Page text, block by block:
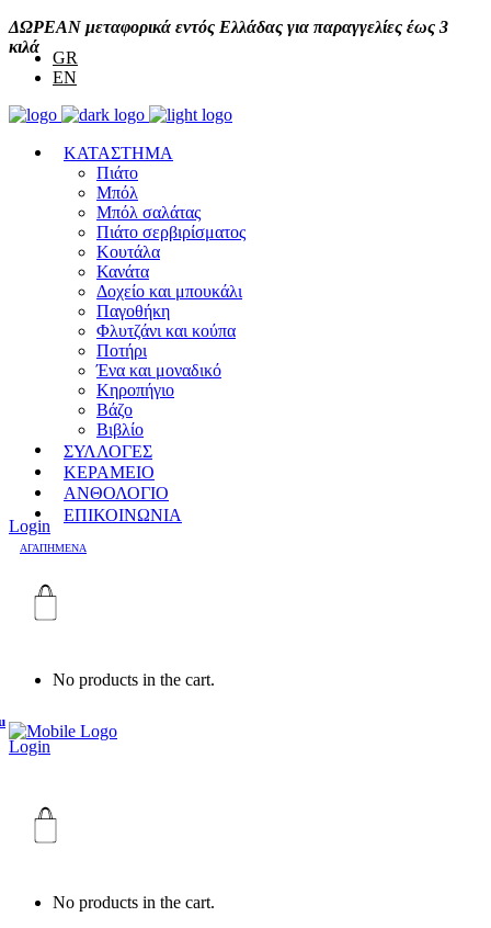
ΔΩΡΕΑΝ μεταφορικά εντός Ελλάδας για παραγγελίες έως 3
κιλά
GR
EN
ΚΑΤΑΣΤΗΜΑ
Πιάτο
Μπόλ
Μπόλ σαλάτας
Πιάτο σερβιρίσματος
Κουτάλα
Κανάτα
Δοχείο και μπουκάλι
Παγοθήκη
Φλυτζάνι και κούπα
Ποτήρι
Ένα και μοναδικό
Κηροπήγιο
Βάζο
Βιβλίο
ΣΥΛΛΟΓΕΣ
ΚΕΡΑΜΕΙΟ
ΑΝΘΟΛΟΓΙΟ
ΕΠΙΚΟΙΝΩΝΙΑ
Login
ΑΓΑΠΗΜΕΝΑ
No products in the cart.
Login
No products in the cart.